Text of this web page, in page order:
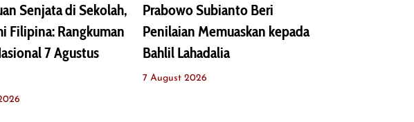
Senjata di Sekolah,
Filipina: Rangkuman
7 Agustus
Prabowo Subianto Beri
Penilaian Memuaskan kepada
Bahlil Lahadalia
7 August 2026